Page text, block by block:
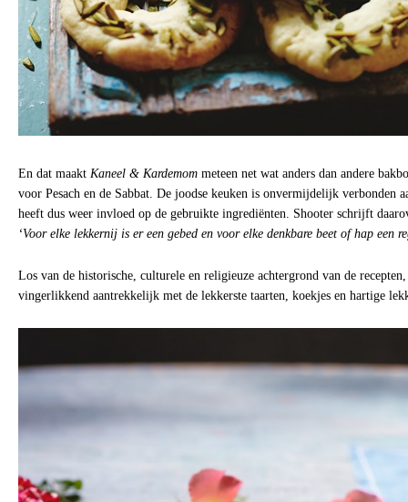
En dat maakt Kaneel & Kardemom meteen net wat anders dan andere
voor Pesach en de Sabbat. De joodse keuken is onvermijdelijk verbonden
heeft dus weer invloed op de gebruikte ingrediënten. Shooter schrijft
‘Voor elke lekkernij is er een gebed en voor elke denkbare beet of hap een
Los van de historische, culturele en religieuze achtergrond van de
vingerlikkend aantrekkelijk met de lekkerste taarten, koekjes en hartige